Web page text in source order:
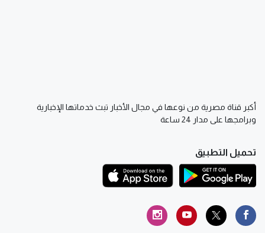
أكبر قناة مصرية من نوعها في مجال الأخبار تبث خدماتها الإخبارية
وبرامجها على مدار 24 ساعة
تحميل التطبيق